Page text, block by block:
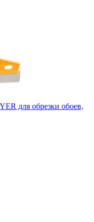
для обрезки обоев,